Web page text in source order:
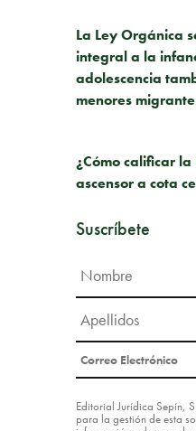
La Ley Orgánica
integral a la
adolescencia
menores
¿Cómo calificar
ascensor a cota
Suscríbete
Editorial Jurídica Sepín,
para la gestión de esta